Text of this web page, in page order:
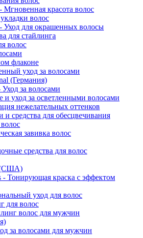
Мгновенная красота волос
волос
Уход для окрашенных волосы
для стайлинга
волос
флаконе
уход за волосами
(Германия)
за волосами
и уход за осветленными волосами
нежелательных оттенков
средства для обесцвечивания
завивка волос
средства для волос
(США)
- Тонирующая краска с эффектом
уход для волос
для волос
волос для мужчин
за волосами для мужчин